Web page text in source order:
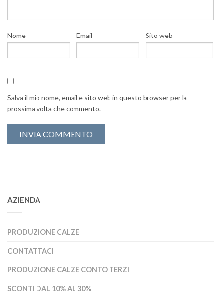
Nome Email Sito web
Salva il mio nome, email e sito web in questo browser per la
prossima volta che commento.
AZIENDA
PRODUZIONE CALZE
CONTATTACI
PRODUZIONE CALZE CONTO TERZI
SCONTI DAL 10% AL 30%